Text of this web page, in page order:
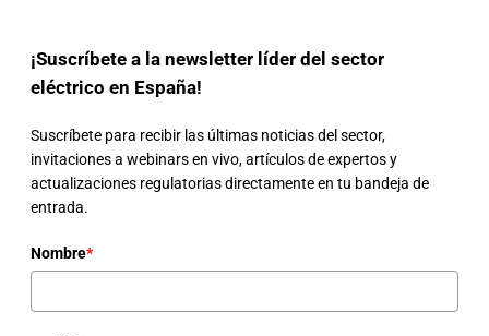
¡Suscríbete a la newsletter líder del sector
eléctrico en España!
Suscríbete para recibir las últimas noticias del sector,
invitaciones a webinars en vivo, artículos de expertos y
actualizaciones regulatorias directamente en tu bandeja de
entrada.
Nombre*